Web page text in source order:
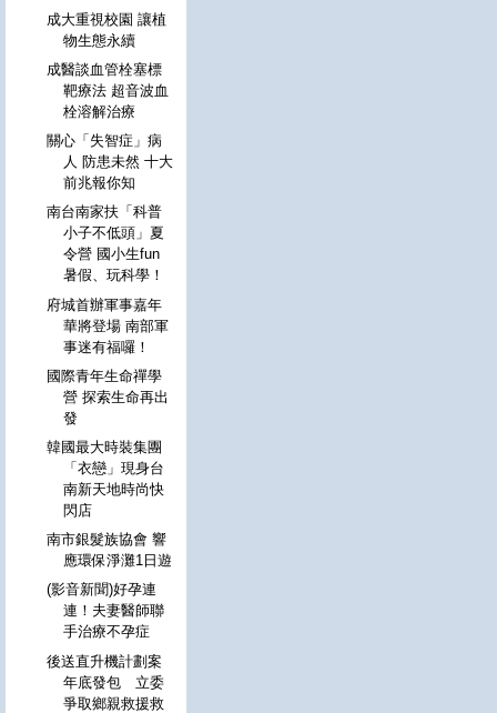
成大重視校園 讓植
物生態永續
成醫談血管栓塞標
靶療法 超音波血
栓溶解治療
關心「失智症」病
人 防患未然 十大
前兆報你知
南台南家扶「科普
小子不低頭」夏
令營 國小生fun
暑假、玩科學！
府城首辦軍事嘉年
華將登場 南部軍
事迷有福囉！
國際青年生命禪學
營 探索生命再出
發
韓國最大時裝集團
「衣戀」現身台
南新天地時尚快
閃店
南市銀髮族協會 響
應環保淨灘1日遊
(影音新聞)好孕連
連！夫妻醫師聯
手治療不孕症
後送直升機計劃案
年底發包 立委
爭取鄉親救援救